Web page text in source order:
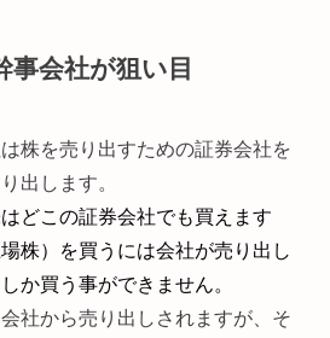
事会社が狙い目
株を売り出すための証券会社を
出します。
どこの証券会社でも買えます
株）を買うには会社が売り出し
か買う事ができません。
社から売り出しされますが、そ